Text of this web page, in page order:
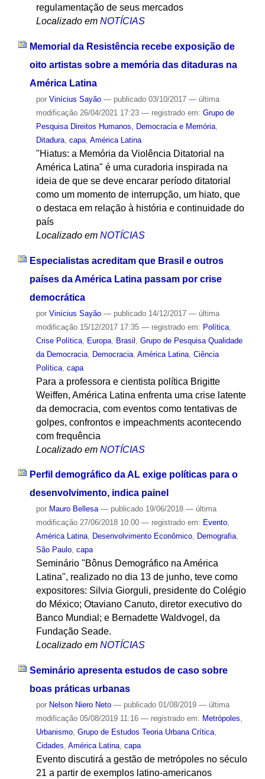
regulamentação de seus mercados
Localizado em NOTÍCIAS
Memorial da Resistência recebe exposição de
oito artistas sobre a memória das ditaduras na
América Latina
por Vinícius Sayão — publicado03/10/2017 — última
modificação26/04/2021 17:23 — registrado em: Grupo de
Pesquisa Direitos Humanos, Democracia e Memória,
Ditadura, capa, América Latina
"Hiatus: a Memória da Violência Ditatorial na
América Latina" é uma curadoria inspirada na
ideia de que se deve encarar período ditatorial
como um momento de interrupção, um hiato, que
o destaca em relação à história e continuidade do
país
Localizado em NOTÍCIAS
Especialistas acreditam que Brasil e outros
países da América Latina passam por crise
democrática
por Vinícius Sayão — publicado14/12/2017 — última
modificação15/12/2017 17:35 — registrado em: Política,
Crise Política, Europa, Brasil Grupo de Pesquisa Qualidade
da Democracia, Democracia, América Latina, Ciência
Política, capa
Para a professora e cientista política Brigitte
Weiffen, América Latina enfrenta uma crise latente
da democracia, com eventos como tentativas de
golpes, confrontos e impeachments acontecendo
com frequência
Localizado em NOTÍCIAS
Perfil demográfico da AL exige políticas para o
desenvolvimento, indica painel
por Mauro Bellesa — publicado19/06/2018 — última
modificação27/06/2018 10:00 — registrado em: Evento,
América Latina, Desenvolvimento Econômico, Demografia,
São Paulo, capa
Seminário "Bônus Demográfico na América
Latina", realizado no dia 13 de junho, teve como
expositores: Silvia Giorguli, presidente do Colégio
do México; Otaviano Canuto, diretor executivo do
Banco Mundial; e Bernadette Waldvogel, da
Fundação Seade.
Localizado em NOTÍCIAS
Seminário apresenta estudos de caso sobre
boas práticas urbanas
por Nelson Niero Neto — publicado01/08/2019 — última
modificação05/08/2019 11:16 — registrado em: Metrópoles,
Urbanismo, Grupo de Estudos Teoria Urbana Crítica,
Cidades, América Latina, capa
Evento discutirá a gestão de metrópoles no século
21 a partir de exemplos latino-americanos